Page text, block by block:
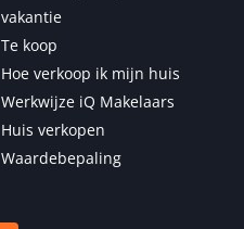
vakantie
Te koop
Hoe verkoop ik mijn huis
Werkwijze iQ Makelaars
Huis verkopen
Waardebepaling